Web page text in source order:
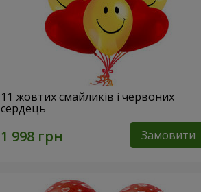
11 жовтих смайликів і червоних
сердець
Замовити